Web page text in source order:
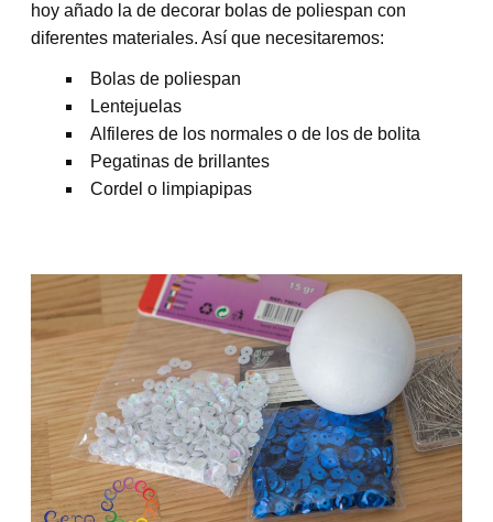
hoy añado la de decorar bolas de poliespan con
diferentes materiales. Así que necesitaremos:
Bolas de poliespan
Lentejuelas
Alfileres de los normales o de los de bolita
Pegatinas de brillantes
Cordel o limpiapipas